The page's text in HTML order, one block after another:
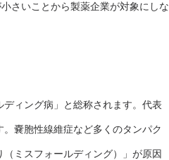
さいことから製薬企業が対象にしな
ィング病」と総称されます。代表
嚢胞性線維症など多くのタンパク
ミスフォールディング）」が原因